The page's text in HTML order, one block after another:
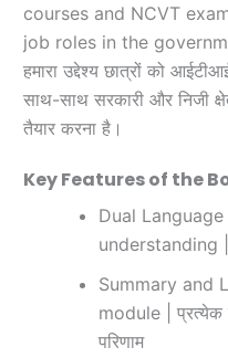
courses and NCVT
job roles in the
हमारा उद्देश्य छात्रों को
साथ-साथ सरकारी और निजी
तैयार करना है।
Key Features of the
Dual
understanding |
Summary and
module | प्रत्येक
परिणाम